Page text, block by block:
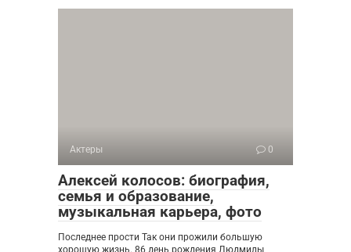
Актеры 0
Алексей колосов: биография,
семья и образование,
музыкальная карьера, фото
Последнее прости Так они прожили большую
хорошую жизнь. 86 день рождения Людмилы